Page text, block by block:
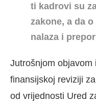
ti kadrovi su
zakone, a da
nalaza i
Jutrošnjom objavom
finansijskoj reviziji
od vrijednosti Ured